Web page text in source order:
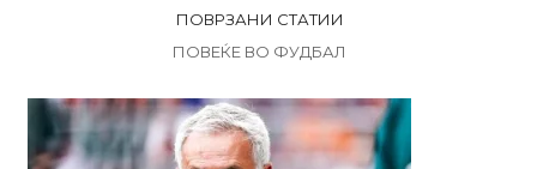
ПОВРЗАНИ СТАТИИ
ПОВЕЌЕ ВО ФУДБАЛ